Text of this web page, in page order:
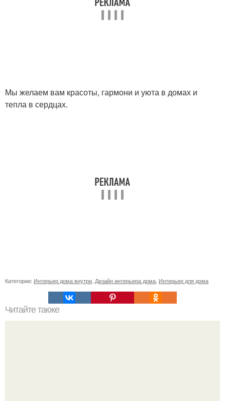
Мы желаем вам красоты, гармони и уюта в домах и
тепла в сердцах.
Категории: Интерьер дома внутри Дизайн интерьера дома Интерьер для дома
Читайте также